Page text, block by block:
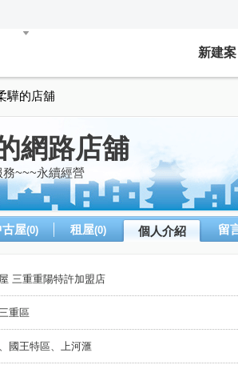
新建案
驊的店舖
網路店舖
務~~~永續經營
古屋(0) 租屋(0) 個人介紹 留
三重重陽特許加盟店
重區
國王特區、上河滙